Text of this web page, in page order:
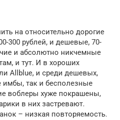
на относительно дорогие
300 рублей, и дешевые, 70-
и абсолютно никчемные
и тут. И в хороших
Allblue, и среди дешевых,
имбы, так и бесполезные
воблеры хуже покрашены,
в них застревают.
– низкая повторяемость.